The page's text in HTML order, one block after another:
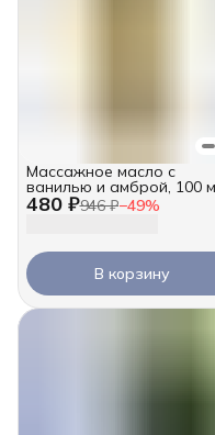
480 ₽946 ₽−49%
Массажное масло с
ванилью и амброй, 100
В корзину